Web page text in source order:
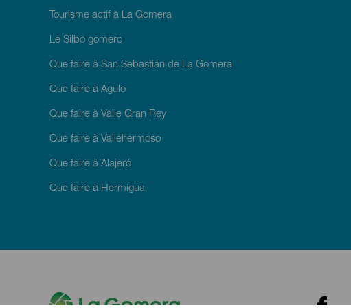
Tourisme actif à La Gomera
Le Silbo gomero
Que faire à San Sebastián de La Gomera
Que faire à Agulo
Que faire à Valle Gran Rey
Que faire à Vallehermoso
Que faire à Alajeró
Que faire à Hermigua
Menú